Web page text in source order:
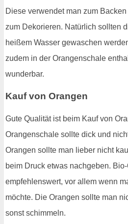
Diese verwendet man zum
zum Dekorieren. Natürlich sollten
heißem Wasser gewaschen
zudem in der Orangenschale
wunderbar.
Kauf von Orangen
Gute Qualität ist beim Kauf von
Orangenschale sollte dick und
Orangen sollte man lieber nicht
beim Druck etwas nachgeben.
empfehlenswert, vor allem wenn
möchte. Die Orangen sollte man
sonst schimmeln.